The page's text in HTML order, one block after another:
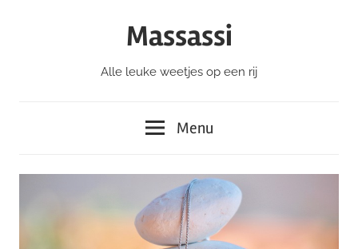
Massassi
Alle leuke weetjes op een rij
Menu